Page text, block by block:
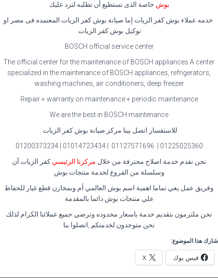
بوش خاصة الذى تستطيع أن تطلبه لترد عليك
خدمه عملاء بوش كفر الزيات إما صيانة بوش كفر الزيات المعتمده فى مصر او
توكيل بوش كفر الزيات.
BOSCH official service center
The official center for the maintenance of BOSCH appliances A center
specialized in the maintenance of BOSCH appliances, refrigerators,
washing machines, air conditioners, deep freezer
Repair + warranty on maintenance + periodic maintenance
We are the best in BOSCH maintenance
للاستفسار اتصل بينا مركز صيانة بوش كفر الزيات:
01225025360 | 01127571696 | 01014723434 | 01200373234
نحن نقدم خدمة اصلاح محترفة من خلال مركزنا الرئيسي كفر الزيات آن
وسلسلة من الفروع لخدمة منتجات بوش
وفريق عمل يعي تماما اهمية اسم بوش العالمي أم وبمخازن قطع غيار للحفاظ
علي منتجات بوش دائما بالمقدمة
نحن ملتزمون بتقديم خدمة باسعار محدوده وترضي جميع عملائنا الكرام لذلك
نحن متوجدون لخدمتكم ,اتصلوا بنا
شارك هذا الموضوع:
فيس بوك X